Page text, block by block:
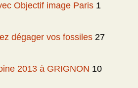
Objectif image Paris 1
dégager vos fossiles 27
2013 à GRIGNON 10